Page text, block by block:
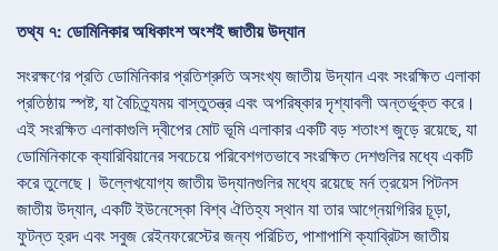
তথ্য ৭: ডোমিনিকার অধিকাংশ অংশই জাতীয় উদ্যান
সংরক্ষণের প্রতি ডোমিনিকার প্রতিশ্রুতি অসংখ্য জাতীয় উদ্যান এবং সংরক্ষিত এলাকা
প্রতিষ্ঠায় স্পষ্ট, যা বৈচিত্র্যময় বাস্তুতন্ত্র এবং অপরিষ্কার দৃশ্যাবলী অন্তর্ভুক্ত করে।
এই সংরক্ষিত এলাকাগুলি দ্বীপের মোট ভূমি এলাকার একটি বড় শতাংশ জুড়ে রয়েছে, যা
ডোমিনিকাকে ক্যারিবিয়ানের সবচেয়ে পরিবেশগতভাবে সংরক্ষিত দেশগুলির মধ্যে একটি
করে তুলেছে। উল্লেখযোগ্য জাতীয় উদ্যানগুলির মধ্যে রয়েছে মর্ন ত্রয়েস পিটনস
জাতীয় উদ্যান, একটি ইউনেস্কো বিশ্ব ঐতিহ্য স্থান যা তার আগ্নেয়গিরির চূড়া,
ফুটন্ত হ্রদ এবং সবুজ রেইনফরেস্টের জন্য পরিচিত, পাশাপাশি ক্যাব্রিটস জাতীয়